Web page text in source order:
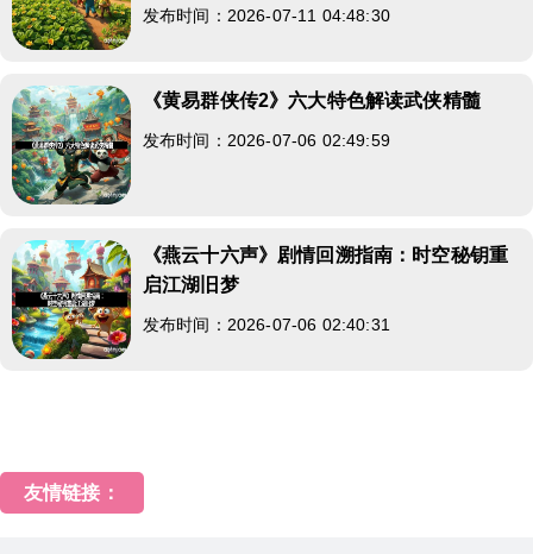
发布时间：2026-07-11 04:48:30
《黄易群侠传2》六大特色解读武侠精髓
发布时间：2026-07-06 02:49:59
《燕云十六声》剧情回溯指南：时空秘钥重
启江湖旧梦
发布时间：2026-07-06 02:40:31
友情链接：